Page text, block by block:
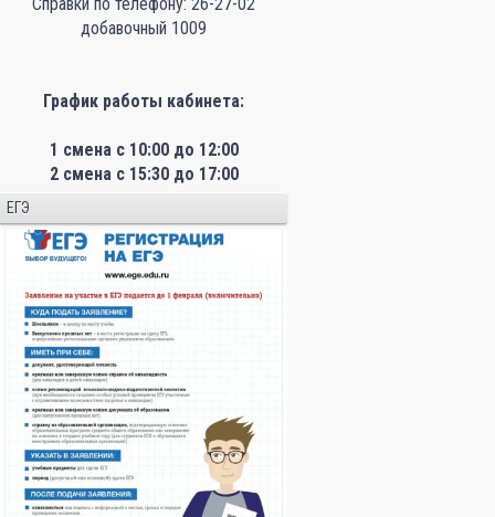
добавочный 1009
График работы кабинета:
1 смена с 10:00 до 12:00
2 смена с 15:30 до 17:00
ЕГЭ